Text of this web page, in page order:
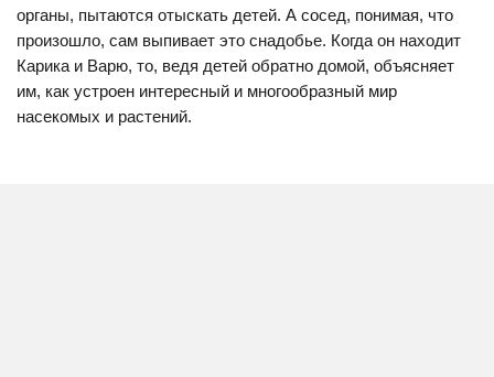
органы, пытаются отыскать детей. А сосед, понимая, что
произошло, сам выпивает это снадобье. Когда он находит
Карика и Варю, то, ведя детей обратно домой, объясняет
им, как устроен интересный и многообразный мир
насекомых и растений.